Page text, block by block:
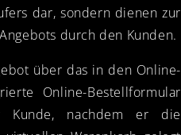
dar, sondern dienen zur
durch den Kunden.
über das in den Online-
Online-Bestellformular
Kunde, nachdem er die